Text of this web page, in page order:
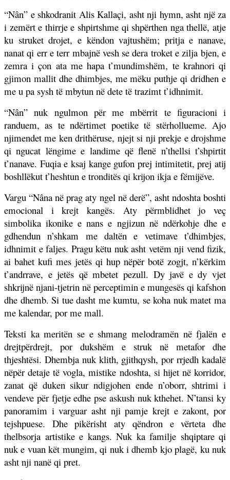
“Nân” e shkodranit Alis Kallaçi, asht nji hymn, asht një za
i zemërt e thirrje e shpirtshme qi shpërthen nga thellë, atje
ku struket drojet, e këndon vajtushëm; pritja e nanave,
nanat qi err e terr mbajnë vesh se dera troket e zilja bjen, e
zemra i çon ata me hapa t’mundimshëm, te krahnori qi
gjimon mallit dhe dhimbjes, me mëku puthje qi dridhen e
me u pa sysh të mbytun në dete të trazimt t’idhnimit.
“Nân” nuk ngulmon për me mbërrit te figuracioni i
randuem, as te ndërtimet poetike të stërhollueme. Ajo
njimendet me ken drithëruse, njejt si nji prekje e drojshme
qi ngucat lëngime e landime që flenë n’thellsi t’shpirtit
t’nanave. Fuqia e ksaj kange gufon prej intimitetit, prej atij
boshllëkut t’heshtun e tronditës qi krijon ikja e fëmijëve.
Vargu “Nâna në prag aty ngel në derë”, asht ndoshta boshti
emocional i krejt kangës. Aty përmblidhet jo veç
simbolika ikonike e nans e ngjizun në ndërkohje dhe e
gdhendun n’shkam me daltën e vetimave t’dhimbjes,
idhnimit e faljes. Pragu këtu nuk asht vetëm nji vend fizik,
ai bahet kufi mes jetës qi hup nëpër botë zogjt, n’kërkim
t’andrrave, e jetës që mbetet pezull. Dy javë e dy vjet
shkrijnë njani-tjetrin në perceptimin e mungesës qi kafshon
dhe dhemb. Si tue dasht me kumtu, se koha nuk matet ma
me kalendar, por me mall.
Teksti ka meritën se e shmang melodramën në fjalën e
drejtpërdrejt, por dukshëm e struk në metafor dhe
thjeshtësi. Dhembja nuk klith, gjithqysh, por rrjedh kadalë
nëpër detaje të vogla, mistike ndoshta, si hijet në korridor,
zanat që duken sikur ndigjohen ende n’oborr, shtrimi i
vendeve për fjetje edhe pse askush nuk kthehet. N’tansi ky
panoramim i varguar asht nji pamje krejt e zakont, por
tejshpuese. Dhe pikërisht aty qëndron e vërteta dhe
thelbsorja artistike e kangs. Nuk ka familje shqiptare qi
nuk e vuan kët mungim, qi nuk i dhemb kjo plagë, ku nuk
asht nji nanë qi pret.